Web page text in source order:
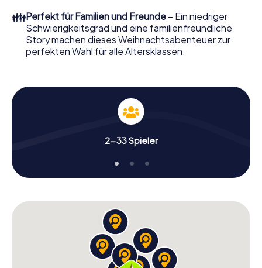
Weihnachtsthematik. Gönnen Sie Ihren Kollegen also
einen unvergesslichen Ausklang des Jahres und planen Sie
unser X-Mas Adventure als Programmpunkt Ihrer
Weihnachtsfeier in Raalte ein!
👪Perfekt für Familien und Freunde – Ein niedriger
Schwierigkeitsgrad und eine familienfreundliche
Story machen dieses Weihnachtsabenteuer zur
perfekten Wahl für alle Altersklassen.
2-33 Spieler